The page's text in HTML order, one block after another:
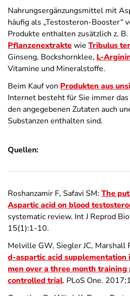
Nahrungsergänzungsmittel mit
häufig als „Testosteron-Booster“
Produkte enthalten zusätzlich z. B.
Pflanzenextraktewie Tribulus
Ginseng, Bockshornklee, L-
Vitamine und Mineralstoffe.
Beim Kauf von Produkten aus
Internet besteht für Sie immer das
den angegebenen Zutaten auch
Substanzen enthalten sind.
Quellen:
Roshanzamir F, Safavi SM: The
Aspartic acid on blood
systematic review. Int J Reprod
15(1):1-10.
Melville GW, Siegler JC, Marshall
d-aspartic acid
men over a three month training
controlled trial. PLoS One.